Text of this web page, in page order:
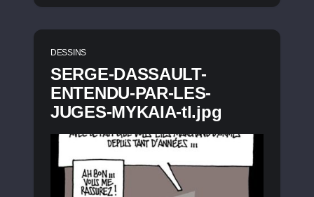
DESSINS
SERGE-DASSAULT-
ENTENDU-PAR-LES-
JUGES-MYKAIA-tl.jpg